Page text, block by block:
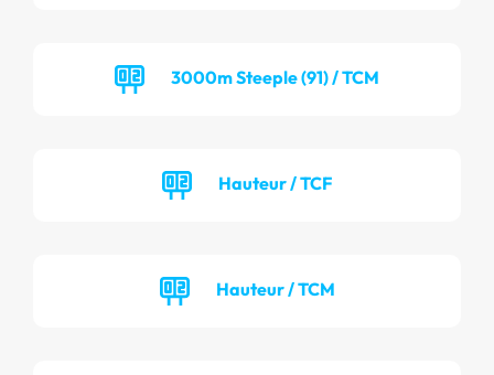
3000m Steeple (91) / TCM
Hauteur / TCF
Hauteur / TCM